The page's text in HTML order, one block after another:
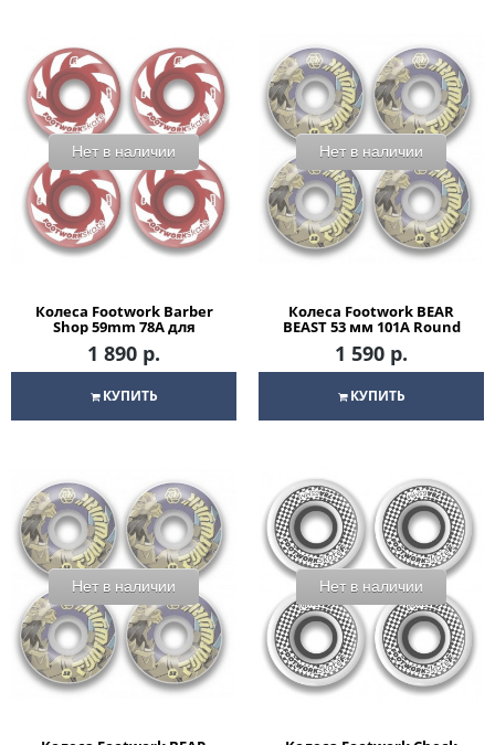
Нет в наличии
Колеса Footwork Barber
Shop 59mm 78A для
скейтборда
1 890 р.
КУПИТЬ
Нет в наличии
Колеса Footwork BEAR
BEAST 53 мм 101A Round
для скейтборда
1 590 р.
КУПИТЬ
Нет в наличии Нет в наличии